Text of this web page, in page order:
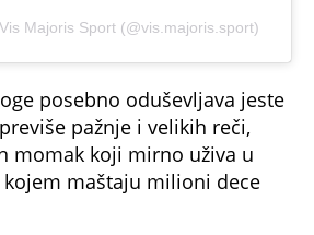
Majoris Sport (@vis.majoris.sport)
posebno oduševljava jeste
pažnje i velikih reči,
momak koji mirno uživa u
maštaju milioni dece